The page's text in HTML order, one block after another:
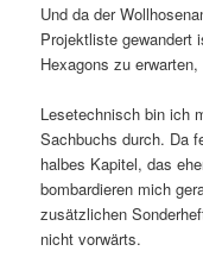
Und da der
Projektliste gewandert
Hexagons zu
Lesetechnisch bin ich
Sachbuchs durch. Da
halbes Kapitel, das
bombardieren mich
zusätzlichen
nicht vorwärts.